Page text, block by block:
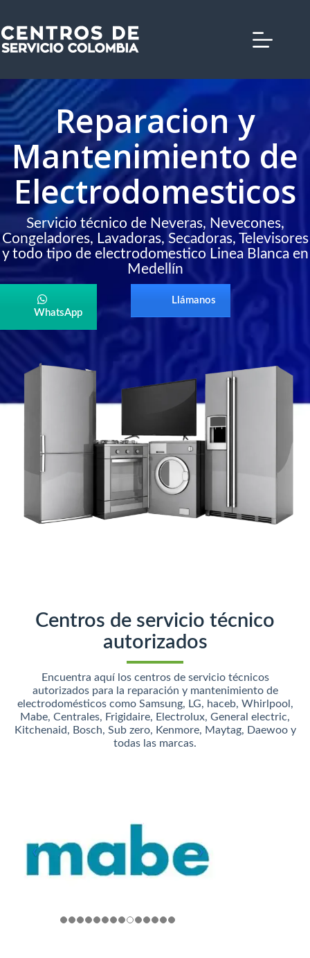
contenido
Reparacion y
Mantenimiento de
Electrodomesticos
Servicio técnico de Neveras, Nevecones,
Congeladores, Lavadoras, Secadoras, Televisores
y todo tipo de electrodomestico Linea Blanca en
Medellín
WhatsApp
Llámanos
Centros de servicio técnico
autorizados
Encuentra aquí los centros de servicio técnicos
autorizados para la reparación y mantenimiento de
electrodomésticos como Samsung, LG, haceb, Whirlpool,
Mabe, Centrales, Frigidaire, Electrolux, General electric,
Kitchenaid, Bosch, Sub zero, Kenmore, Maytag, Daewoo y
todas las marcas.